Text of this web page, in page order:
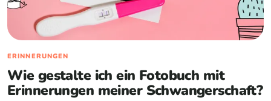
ERINNERUNGEN
Wie gestalte ich ein Fotobuch mit
Erinnerungen meiner Schwangerschaft?